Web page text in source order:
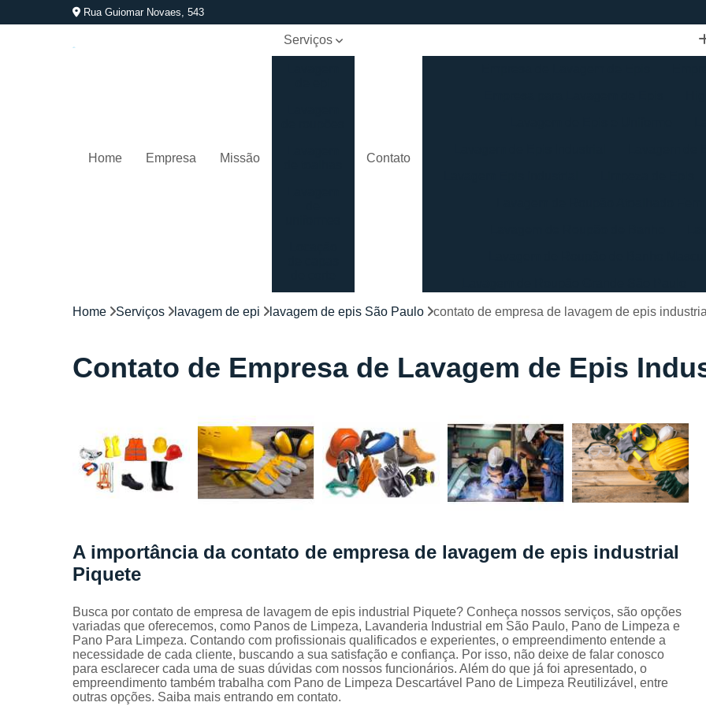
Rua Guiomar Novaes, 543
Home Empresa Missão
Serviços
de
de lençóis
de banho
Locação
de toalhas
de
manicure
de rosto
industriais
Mantas
absorvente
Panos de
limpeza
Contato
Lavagem de Roupão São Paulo
Lavagem de Toalha de Banho
Lavagem de Toalha São Paulo
Lavagem Toalha de Banho
Empresa de
Lavagem de Uniforme da Empresa
Lavagem de Uniforme e Epi
Lavagem Especializada de Uniforme
Aluguel de Capa de Cortar Cabelo
Aluguel de Capa para Cortar Cabelo
Locação de Capa de Barbeiro Grande São
Home Serviços lavagem de epi lavagem de epis São Paulo contato de empresa de lavagem de epis
Contato de Empresa de Lavagem de Epis
A importância da contato de empresa de lavagem de epis industrial
Piquete
Busca por contato de empresa de lavagem de epis industrial Piquete? Conheça nossos serviços, são opções
variadas que oferecemos, como Panos de Limpeza, Lavanderia Industrial em São Paulo, Pano de Limpeza e
Pano Para Limpeza. Contando com profissionais qualificados e experientes, o empreendimento entende a
necessidade de cada cliente, buscando a sua satisfação e confiança. Por isso, não deixe de falar conosco
para esclarecer cada uma de suas dúvidas com nossos funcionários. Além do que já foi apresentado, o
empreendimento também trabalha com Pano de Limpeza Descartável Pano de Limpeza Reutilizável, entre
outras opções. Saiba mais entrando em contato.